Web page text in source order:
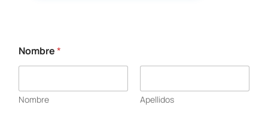
Nombre*
Nombre Apellidos